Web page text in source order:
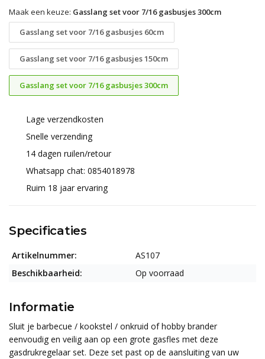
Maak een keuze: Gasslang set voor 7/16 gasbusjes 300cm
Gasslang set voor 7/16 gasbusjes 60cm
Gasslang set voor 7/16 gasbusjes 150cm
Gasslang set voor 7/16 gasbusjes 300cm
Lage verzendkosten
Snelle verzending
14 dagen ruilen/retour
Whatsapp chat: 0854018978
Ruim 18 jaar ervaring
Specificaties
Artikelnummer:
AS107
Beschikbaarheid:
Op voorraad
Informatie
Sluit je barbecue / kookstel / onkruid of hobby brander
eenvoudig en veilig aan op een grote gasfles met deze
gasdrukregelaar set. Deze set past op de aansluiting van uw